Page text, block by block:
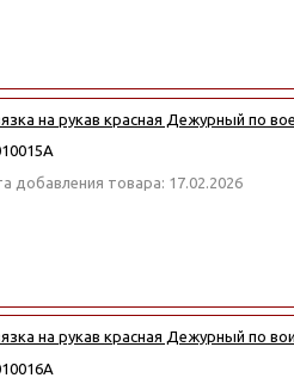
на рукав красная Дежурный по
добавления товара: 17.02.2026
на рукав красная Дежурный по